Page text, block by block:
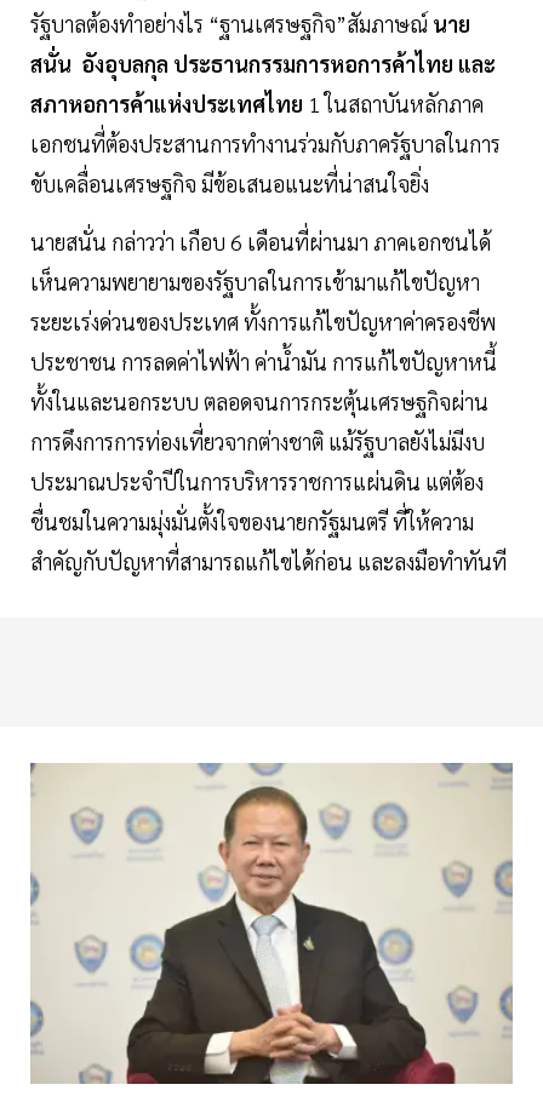
รัฐบาลต้องทำอย่างไร “ฐานเศรษฐกิจ”สัมภาษณ์ นาย
สนั่น อังอุบลกุล ประธานกรรมการหอการค้าไทย และ
สภาหอการค้าแห่งประเทศไทย 1 ในสถาบันหลักภาค
เอกชนที่ต้องประสานการทำงานร่วมกับภาครัฐบาลในการ
ขับเคลื่อนเศรษฐกิจ มีข้อเสนอแนะที่น่าสนใจยิ่ง
นายสนั่น กล่าวว่า เกือบ 6 เดือนที่ผ่านมา ภาคเอกชนได้
เห็นความพยายามของรัฐบาลในการเข้ามาแก้ไขปัญหา
ระยะเร่งด่วนของประเทศ ทั้งการแก้ไขปัญหาค่าครองชีพ
ประชาชน การลดค่าไฟฟ้า ค่าน้ำมัน การแก้ไขปัญหาหนี้
ทั้งในและนอกระบบ ตลอดจนการกระตุ้นเศรษฐกิจผ่าน
การดึงการการท่องเที่ยวจากต่างชาติ แม้รัฐบาลยังไม่มีงบ
ประมาณประจำปีในการบริหารราชการแผ่นดิน แต่ต้อง
ชื่นชมในความมุ่งมั่นตั้งใจของนายกรัฐมนตรี ที่ให้ความ
สำคัญกับปัญหาที่สามารถแก้ไขได้ก่อน และลงมือทำทันที